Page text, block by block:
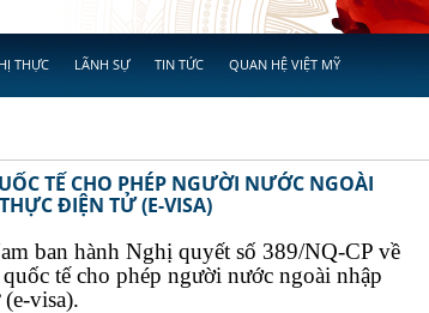
THỰC LÃNH SỰ TIN TỨC QUAN HỆ VIỆT MỸ
TẾ CHO PHÉP NGƯỜI NƯỚC NGOÀI
ĐIỆN TỬ (E-VISA)
ban hành Nghị quyết số 389/NQ-CP về
tế cho phép người nước ngoài nhập
visa).